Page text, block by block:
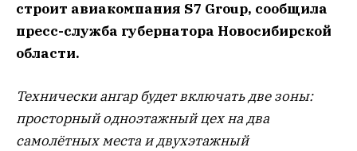
строит авиакомпания S7 Group, сообщила
пресс-служба губернатора Новосибирской
области.
Технически ангар будет включать две зоны:
просторный одноэтажный цех на два
самолётных места и двухэтажный